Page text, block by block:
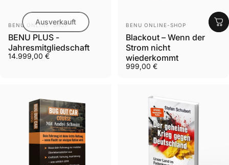
Ausverkauft
Anbieter:
BENU ONLINE-SHOP
BENU PLUS -
Jahresmitgliedschaft
14.999,00 €
Anbieter:
BENU ONLINE-SHOP
Blackout – Wenn der
Strom nicht
wiederkommt
999,00 €